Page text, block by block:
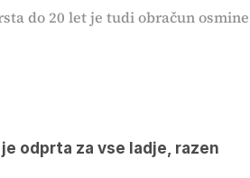
do 20 let je tudi obračun osmine
odprta za vse ladje, razen